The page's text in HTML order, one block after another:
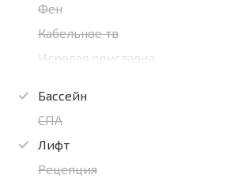
Фен
Кабельное тв
Игровая приставка
Бассейн
СПА
Лифт
Рецепция